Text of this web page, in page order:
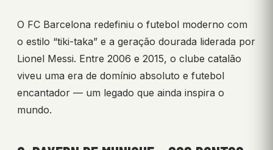
O FC Barcelona redefiniu o futebol moderno com
o estilo “tiki-taka” e a geração dourada liderada por
Lionel Messi. Entre 2006 e 2015, o clube catalão
viveu uma era de domínio absoluto e futebol
encantador — um legado que ainda inspira o
mundo.